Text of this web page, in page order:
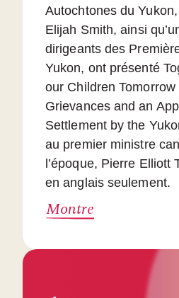
Autochtones du
Elijah Smith, ainsi
dirigeants des
Yukon, ont présenté
our Children
Grievances and an
Settlement by the
au premier ministre
l’époque, Pierre Elliott
en anglais seulement.
Montre